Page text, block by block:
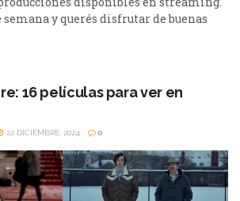
semana y querés disfrutar de buenas
Cinéfilos te presentamos 3
en las diferentes plataformas de
La serie de comedia hecha...
16 películas para ver en
22 DICIEMBRE, 2024 0